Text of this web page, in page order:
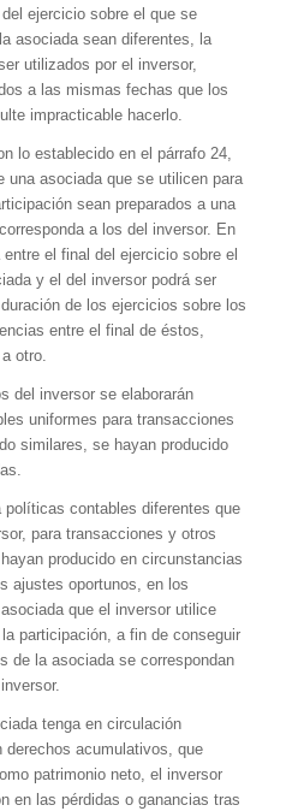
ejercicio sobre el que se
asociada sean diferentes, la
utilizados por el inversor,
a las mismas fechas que los
impracticable hacerlo.
lo establecido en el párrafo 24,
una asociada que se utilicen para
sean preparados a una
a los del inversor. En
el final del ejercicio sobre el
y el del inversor podrá ser
de los ejercicios sobre los
entre el final de éstos,
otro.
del inversor se elaborarán
uniformes para transacciones
similares, se hayan producido
contables diferentes que
para transacciones y otros
producido en circunstancias
ajustes oportunos, en los
que el inversor utilice
participación, a fin de conseguir
de la asociada se correspondan
tenga en circulación
derechos acumulativos, que
patrimonio neto, el inversor
en las pérdidas o ganancias tras